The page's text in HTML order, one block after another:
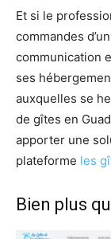
Et si le
commandes
communication
ses
auxquelles se
de gîtes en
apporter une
plateforme les
Bien plus